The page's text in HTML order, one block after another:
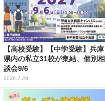
【高校受験】【中学受験】兵庫
県内の私立31校が集結、個別相
談会9/6
2026.7.28